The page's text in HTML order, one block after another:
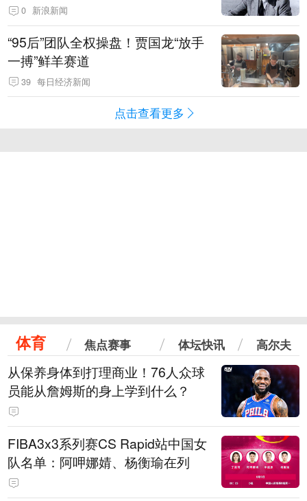
0 新浪新闻
“95后”团队全权操盘！贾国龙“放手
一搏”鲜羊赛道
39 每日经济新闻
点击查看更多
体育 焦点赛事 体坛快讯 高尔夫
从保养身体到打理商业！76人众球
员能从詹姆斯的身上学到什么？
FIBA3x3系列赛CS Rapid站中国女
队名单：阿呷娜婧、杨衡瑜在列